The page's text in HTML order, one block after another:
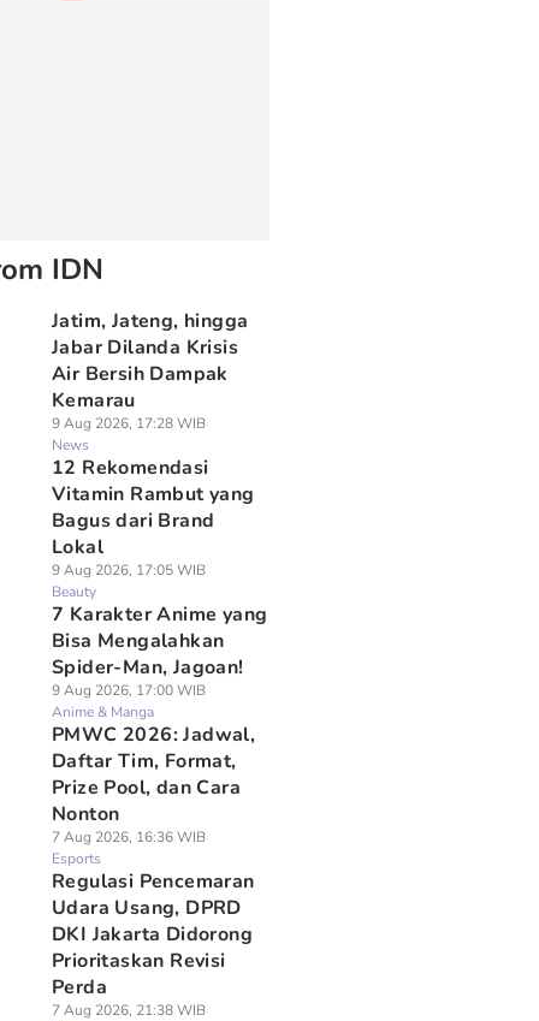
IDN
Jatim, Jateng, hingga
Jabar Dilanda Krisis
Air Bersih Dampak
Kemarau
9 Aug 2026, 17:28 WIB
News
12 Rekomendasi
Vitamin Rambut yang
Bagus dari Brand
Lokal
9 Aug 2026, 17:05 WIB
Beauty
7 Karakter Anime yang
Bisa Mengalahkan
Spider-Man, Jagoan!
9 Aug 2026, 17:00 WIB
Anime & Manga
PMWC 2026: Jadwal,
Daftar Tim, Format,
Prize Pool, dan Cara
Nonton
7 Aug 2026, 16:36 WIB
Esports
Regulasi Pencemaran
Udara Usang, DPRD
DKI Jakarta Didorong
Prioritaskan Revisi
Perda
7 Aug 2026, 21:38 WIB